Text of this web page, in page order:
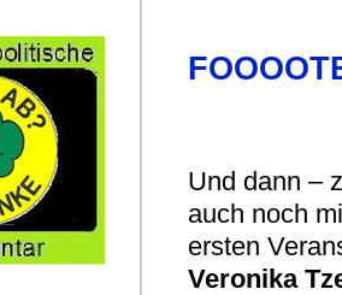
Und dann –
auch noch
ersten
Veronika